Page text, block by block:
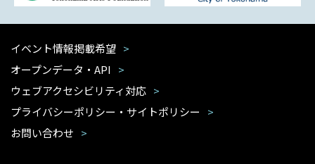
イベント情報掲載希望
オープンデータ・API
ウェブアクセシビリティ対応
プライバシーポリシー・サイトポリシー
お問い合わせ